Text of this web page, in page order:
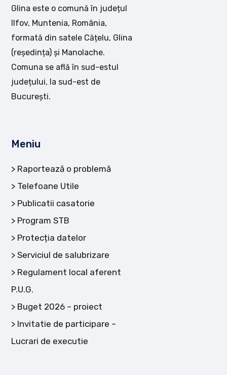
Glina este o comună în județul
Ilfov, Muntenia, România,
formată din satele Cățelu, Glina
(reședința) și Manolache.
Comuna se află în sud-estul
județului, la sud-est de
București.
Meniu
Raportează o problemă
Telefoane Utile
Publicatii casatorie
Program STB
Protecția datelor
Serviciul de salubrizare
Regulament local aferent
P.U.G.
Buget 2026 – proiect
Invitatie de participare –
Lucrari de executie